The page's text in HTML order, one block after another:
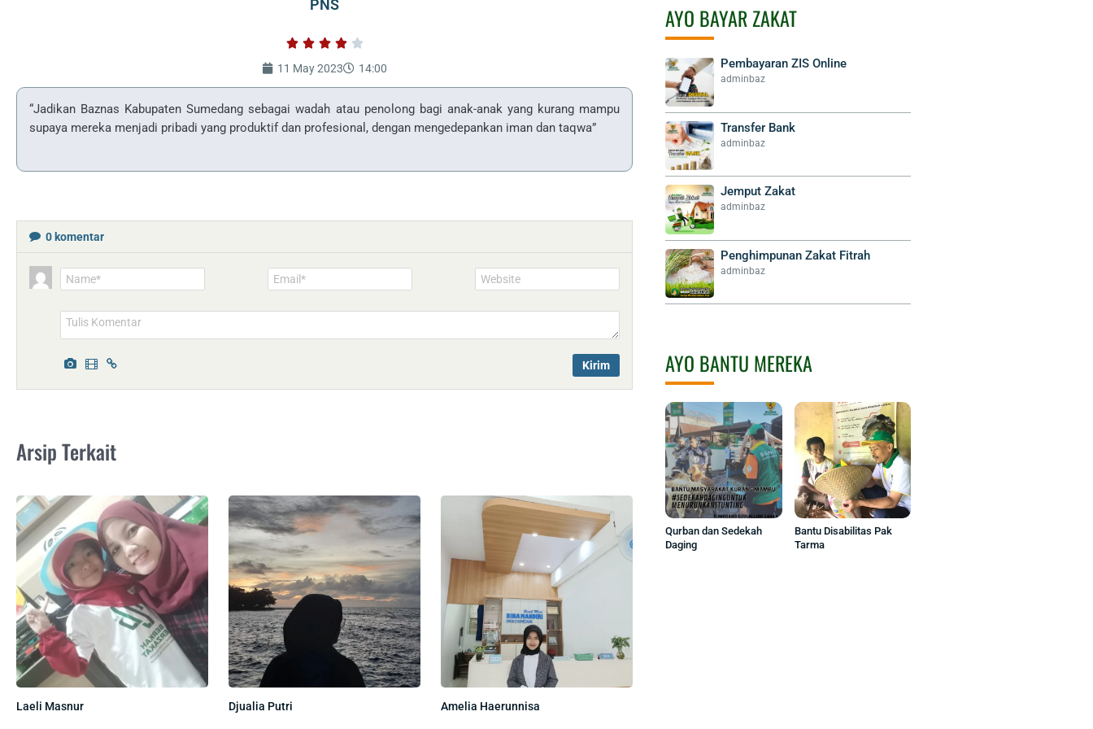
PNS
    
4
of
11 May 2023 14:00
“Jadikan Baznas Kabupaten Sumedang sebagai wadah atau penolong bagi anak-anak yang kurang mampu
supaya mereka menjadi pribadi yang produktif dan profesional, dengan mengedepankan iman dan taqwa”
0 komentar
Name* Email* Website
Arsip Terkait
Laeli Masnur Djualia Putri Amelia Haerunnisa
AYO BAYAR ZAKAT
Pembayaran ZIS Online
adminbaz
Transfer Bank
adminbaz
Jemput Zakat
adminbaz
Penghimpunan Zakat Fitrah
adminbaz
AYO BANTU MEREKA
Qurban dan Sedekah
Daging
Bantu Disabilitas Pak
Tarma